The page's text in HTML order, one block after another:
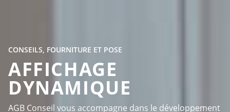
CONSEILS, FOURNITURE ET POSE
AFFICHAGE
DYNAMIQUE
AGB Conseil vous accompagne dans le développement